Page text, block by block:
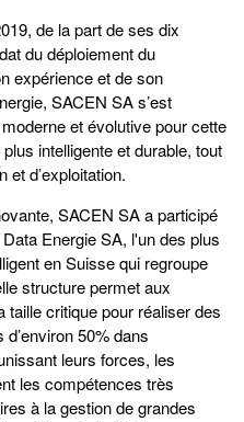
de la part de ses dix
du déploiement du
expérience et de son
SACEN SA s’est
et évolutive pour cette
intelligente et durable, tout
et d’exploitation.
SACEN SA a participé
Energie SA, l'un des plus
en Suisse qui regroupe
structure permet aux
taille critique pour réaliser des
50% dans
leurs forces, les
les compétences très
à la gestion de grandes